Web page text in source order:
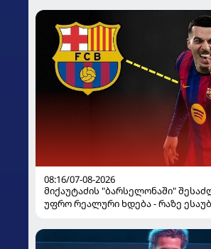
08:16/07-08-2026
მიქაუტაძის "ბარსელონაში"
უფრო რეალური ხდება - რაზე